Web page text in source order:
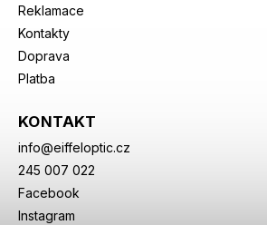
Reklamace
Kontakty
Doprava
Platba
KONTAKT
info@eiffeloptic.cz
245 007 022
Facebook
Instagram